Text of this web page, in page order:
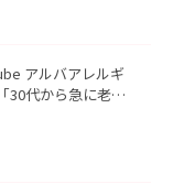
アルバアレルギ
30代から急に老け